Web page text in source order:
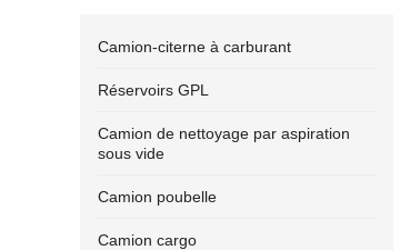
Camion-citerne à carburant
Réservoirs GPL
Camion de nettoyage par aspiration
sous vide
Camion poubelle
Camion cargo